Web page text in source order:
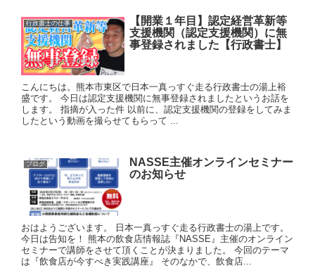
行政書士の仕事
【開業１年目】認定経営革新等
支援機関（認定支援機関）に無
事登録されました【行政書士】
こんにちは。熊本市東区で日本一真っすぐ走る行政書士の湯上裕
盛です。 今日は認定支援機関に無事登録されましたというお話を
します。 指摘が入った件 以前に、認定支援機関の登録をしてみま
したという動画を撮らせてもらって ...
ブログ
NASSE主催オンラインセミナー
のお知らせ
おはようございます。 日本一真っすぐ走る行政書士の湯上です。
今日は告知を！ 熊本の飲食店情報誌『NASSE』主催のオンライン
セミナーで講師をさせて頂くことが決まりました。 今回のテーマ
は『飲食店が今すべき実践講座』 そのなかで、飲食店...